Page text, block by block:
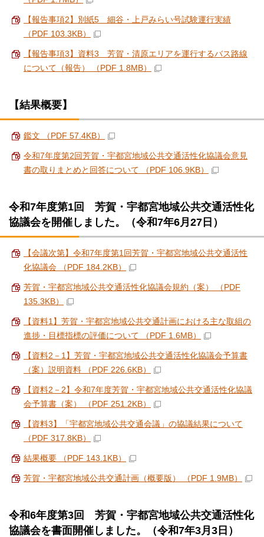
【報告事項2】別紙5 細谷・上戸みらい号試験運行実績
（PDF 103.3KB）
【報告事項3】資料3 芳賀・清原エリアを運行するバス路線
について（報告） （PDF 1.8MB）
【結果概要】
鑑文 （PDF 57.4KB）
令和7年度第2回芳賀・宇都宮地域公共交通活性化協議会意見
書の取りまとめと回答について （PDF 106.9KB）
令和7年度第1回 芳賀・宇都宮地域公共交通活性化
協議会を開催しました。（令和7年6月27日）
【会議次第】令和7年度第1回芳賀・宇都宮地域公共交通活性
化協議会 （PDF 184.2KB）
芳賀・宇都宮地域公共交通活性化協議会規約（案） （PDF
135.3KB）
【資料1】芳賀・宇都宮地域公共交通計画における主な取組の
進捗・目標指標の評価について （PDF 1.6MB）
【資料2－1】芳賀・宇都宮地域公共交通活性化協議会予算書
（案）説明資料 （PDF 226.6KB）
【資料2－2】令和7年度芳賀・宇都宮地域公共交通活性化協議
会予算書（案） （PDF 251.2KB）
【資料3】「宇都宮地域公共交通会議」の協議結果について
（PDF 317.8KB）
結果概要 （PDF 143.1KB）
芳賀・宇都宮地域公共交通計画（概要版） （PDF 1.9MB）
令和6年度第3回 芳賀・宇都宮地域公共交通活性化
協議会を書面開催しました。（令和7年3月3日）